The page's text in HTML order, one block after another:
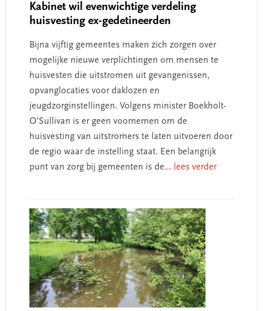
Kabinet wil evenwichtige verdeling
huisvesting ex-gedetineerden
Bijna vijftig gemeentes maken zich zorgen over
mogelijke nieuwe verplichtingen om mensen te
huisvesten die uitstromen uit gevangenissen,
opvanglocaties voor daklozen en
jeugdzorginstellingen. Volgens minister Boekholt-
O’Sullivan is er geen voornemen om de
huisvesting van uitstromers te laten uitvoeren door
de regio waar de instelling staat. Een belangrijk
punt van zorg bij gemeenten is de... lees verder